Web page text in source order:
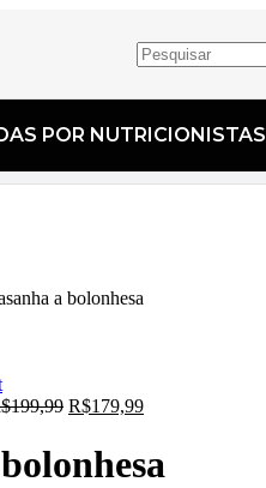
POR NUTRICIONISTAS​
a bolonhesa
199,99 R$179,99